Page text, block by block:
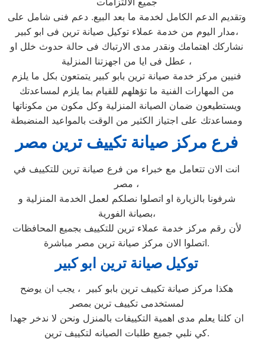
وتقديم الدعم الكامل لخدمة ما بعد البيع. دعم فنى شامل على
مدار اليوم من خدمة عملاء توكيل صيانة ترين فى ابو كبير،
نشاركك اهتمامك ونقدر مدى الارتباك فى حالة حدوث خلل او
عطل فى ايا من اجهزتنا المنزلية ،
فنيين مركز خدمة صيانة ترين بابو كبير يتمتعون بكل ما يلزم
من المهارات الفنية ما تؤهلهم للقيام بما يلزم لمساعدتك
ويستطيعون ضمان الصيانة المنزلية وكل مكون من مكوناتها
ومساعدتك على اجتياز الكثير من الوقت بالمواعيد المنضبطة
فرع مركز صيانة تكييف ترين مصر
انت الان تتعامل مع خبراء من فرع صيانة ترين للتكييف في
مصر ،
شرفونا بالزيارة او اتصلوا نصلكم لعمل الخدمة المنزلية و
بصيانة الفورية،
لأن رقم مركز خدمة عملاء ترين للتكييف بجميع المحافظات
اتصلوا الان مركز صيانة ترين مصر مباشرة.
توكيل صيانة ترين ابو كبير
هكذا مركز صيانة تكييف ترين بابو كبير ، يجب ان يوضح
لمستخدمى تكييف ترين بمصر
ان كلنا يعلم مدى اهمية التكييفات بالمنزل ونحن لا ندخر جهدا
كي نلبي جميع طلبات الصيانه لتكييف ترين.